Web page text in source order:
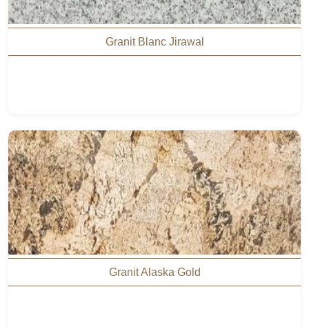
Granit Blanc Jirawal
Granit Alaska Gold